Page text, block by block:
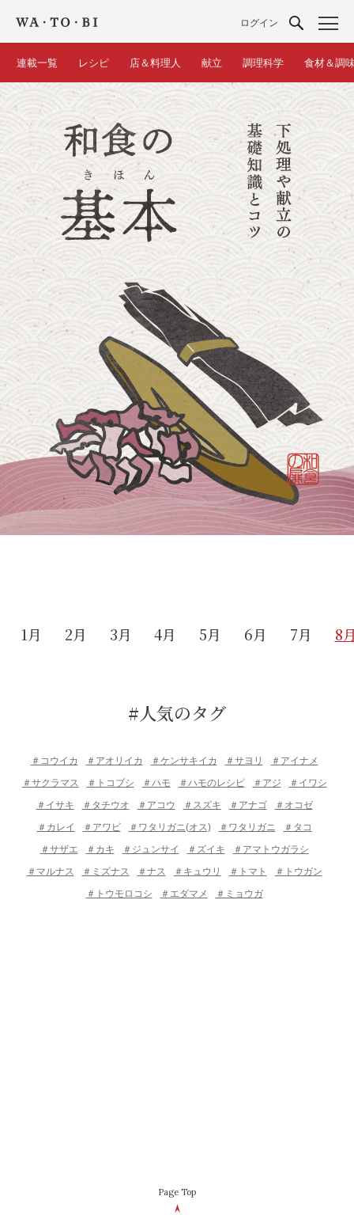
ログイン
連載一覧 レシピ 店＆料理人 献立 調理科学 食材＆調
1月 2月 3月 4月 5月 6月 7月 8
#人気のタグ
＃コウイカ ＃アオリイカ ＃ケンサキイカ ＃サヨリ
＃アイナメ
＃サクラマス
＃トコブシ ＃ハモ ＃ハモのレシピ ＃アジ
＃イワシ
＃イサキ
＃タチウオ ＃アコウ ＃スズキ ＃アナゴ
＃オコゼ
＃カレイ
＃アワビ ＃ワタリガニ(オス) ＃ワタリガニ
＃タコ
＃サザエ
＃カキ ＃ジュンサイ ＃ズイキ
＃アマトウガラシ
＃マルナス
＃ミズナス ＃ナス ＃キュウリ ＃トマト
＃トウガン
＃トウモロコシ
＃エダマメ ＃ミョウガ
Page Top